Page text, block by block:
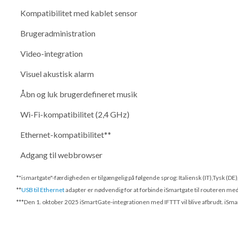
Kompatibilitet med kablet sensor
Brugeradministration
Video-integration
Visuel akustisk alarm
Åbn og luk brugerdefineret musik
Wi-Fi-kompatibilitet (2,4 GHz)
Ethernet-kompatibilitet**
Adgang til webbrowser
*"ismartgate"-færdigheden er tilgængelig på følgende sprog: Italiensk (IT),Tysk
**USB til Ethernetadapter er nødvendig for at forbinde iSmartgate til routeren
***Den 1. oktober 2025 iSmartGate-integrationen med IFTTT vil blive afbrudt.